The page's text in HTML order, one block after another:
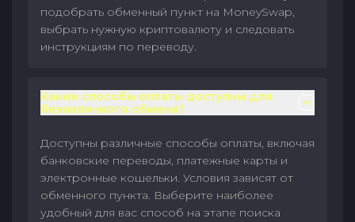
подобрать обменный пункт на MoneySwap,
выбрать нужную криптовалюту и следовать
инструкциям по переводу.
Какие способы оплаты доступны для
безналичного обмена?
Доступны различные способы оплаты, включая
банковские переводы, платежные карты и
электронные кошельки. Условия зависят от
обменного пункта. Выберите наиболее
удобный для вас способ на этапе поиска